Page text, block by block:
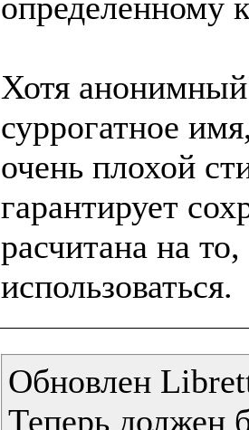
Хотя анонимный
суррогатное
очень плохой
гарантирует
расчитана на
Обновлен
Теперь должен